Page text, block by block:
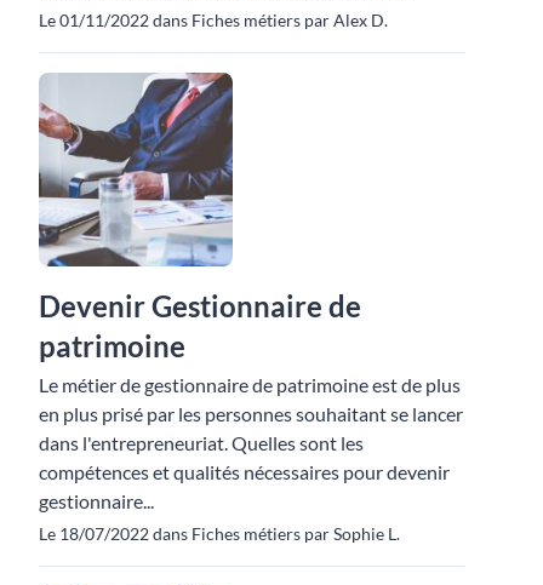
Le 01/11/2022 dans Fiches métiers par Alex D.
Devenir Gestionnaire de
patrimoine
Le métier de gestionnaire de patrimoine est de plus
en plus prisé par les personnes souhaitant se lancer
dans l'entrepreneuriat. Quelles sont les
compétences et qualités nécessaires pour devenir
gestionnaire...
Le 18/07/2022 dans Fiches métiers par Sophie L.